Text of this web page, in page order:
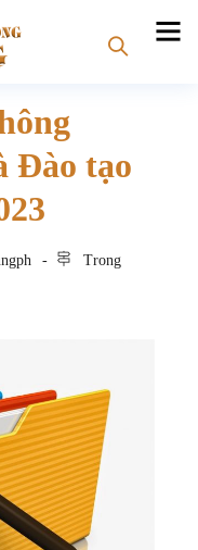
Đào tạo
Trong